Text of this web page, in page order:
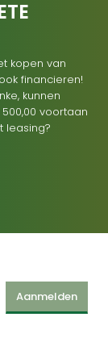
kopen van
financieren!
kunnen
voortaan
leasing?
Aanmelden